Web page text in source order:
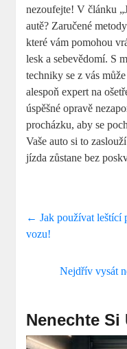
⁤nezoufejte! V‌ článku
⁣autě? Zaručené
které vám pomohou
lesk a sebevědomí. S
techniky se z vás⁢
alespoň‍ expert na⁢
úspěšné opravě
procházku, aby se
Vaše auto si to
jízda zůstane bez
← Jak používat leštící
vozu!
Nejdřív vysát
Nenechte Si